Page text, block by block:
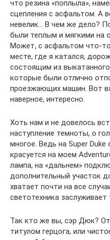
что резина «поплыла»,
сцепления с асфальтом. А
невелик… В чем же дело?
были теплым и мягкими на
Может, с асфальтом что-
месте, где я катался,
состоящим из
которые были отлично
проезжающих машин. Вот
наверное, интересно.
Хоть нам и не довелось
наступление темноты, о
многое. Ведь на Super
красуется на моем
лампа, на «дальнем»
дополнительный участок
хватает почти на все
светотехника заслуживает
Так кто же вы, сэр Дюк?
титулом герцога, или